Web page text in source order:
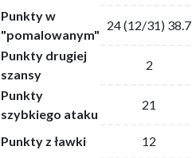
Punkty w
"pomalowanym"
24 (12/31) 38.7
Punkty drugiej
szansy
2
Punkty
szybkiego ataku
21
Punkty z ławki 12